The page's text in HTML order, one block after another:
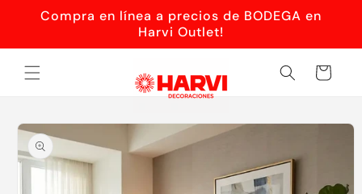
directamente
Compra en línea a precios de BODEGA en
Harvi Outlet!
Carrito
directamente
a la
información
del producto